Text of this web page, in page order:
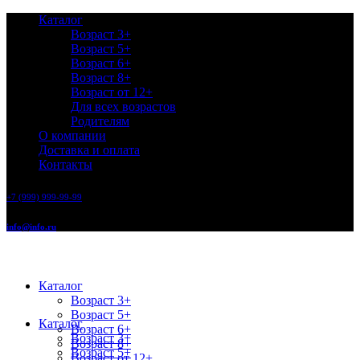
Каталог
Возраст 3+
Возраст 5+
Возраст 6+
Возраст 8+
Возраст от 12+
Для всех возрастов
Родителям
О компании
Доставка и оплата
Контакты
+7 (999) 999-99-99
info@info.ru
Каталог
Возраст 3+
Возраст 5+
Возраст 6+
Возраст 8+
Каталог
Возраст 3+
Возраст 5+